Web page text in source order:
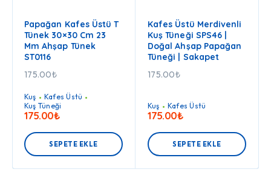
Papağan Kafes Üstü T
Tünek 30×30 Cm 23
Mm Ahşap Tünek
ST0116
175.00₺
Kuş
Kafes Üstü
Kuş Tüneği
175.00₺
SEPETE EKLE
Kafes Üstü Merdivenli
Kuş Tüneği SPS46 |
Doğal Ahşap Papağan
Tüneği | Sakapet
175.00₺
Kuş Kafes Üstü
175.00₺
SEPETE EKLE